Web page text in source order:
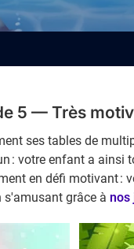
5 — Très
ses tables de
: votre enfant a
en défi motivant :
s'amusant grâce ànos